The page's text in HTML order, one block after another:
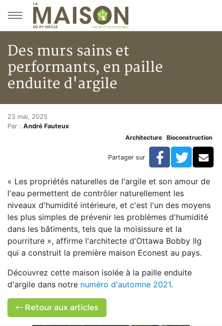
Aller au menu principal
Aller au contenu principal
Des murs sains et
performants, en paille
enduite d'argile
Accueil
Articles
Des murs sains et performants, en paille enduite
Des murs sains et
23 mai, 2025
Par : André Fauteux
Architecture
Bioconstruction
Partager sur Facebook
« Les propriétés naturelles de l'argile et son amour de
l'eau permettent de contrôler naturellement les
niveaux d'humidité intérieure, et c'est l'un des moyens
les plus simples de prévenir les problèmes d'humidité
dans les bâtiments, tels que la moisissure et la
pourriture », affirme l'architecte d'Ottawa Bobby Ilg
qui a construit la première maison Econest au pays.
Découvrez cette maison isolée à la paille enduite
d'argile dans notre numéro d'automne 2021.
Retour aux articles